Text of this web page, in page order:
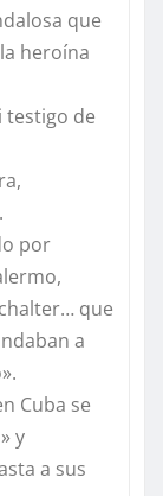
que
heroína
testigo de
por
que
a
Cuba se
y
a sus